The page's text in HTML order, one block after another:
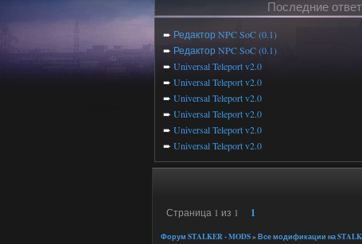
Последние
➨ Редактор NPC SoC (0.1)
➨ Редактор NPC SoC (0.1)
➨ Universal Teleport v2.0
➨ Universal Teleport v2.0
➨ Universal Teleport v2.0
➨ Universal Teleport v2.0
➨ Universal Teleport v2.0
➨ Universal Teleport v2.0
Страница 1 из 1 1
Форум STALKER - MODS» Все модификации на